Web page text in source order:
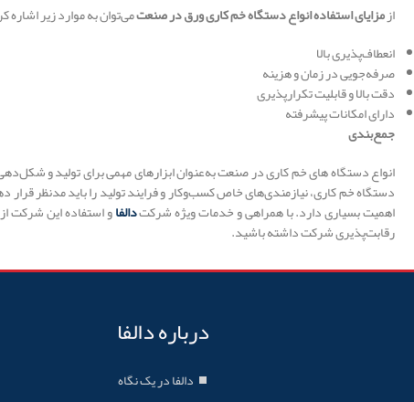
ازمزایای استفاده انواع دستگاه خم کاری ورق در صنعتمی‌توان به موارد زیر اشاره
انعطاف‌پذیری بالا
صرفه‌جویی در زمان و هزینه
دقت بالا و قابلیت تکرارپذیری
دارای امکانات پیشرفته
جمع‌بندی
انواع دستگاه های خم کاری در صنعت به‌عنوان ابزارهای مهمی برای تولید و
دستگاه خم کاری، نیازمندی‌های خاص کسب‌وکار و فرایند تولید را باید مدنظر
اهمیت بسیاری دارد. با همراهی و خدمات ویژه شرکتدالفاو استفاده این شرکت
رقابت‌پذیری شرکت داشته باشید.
درباره دالفا
دالفا در یک نگاه